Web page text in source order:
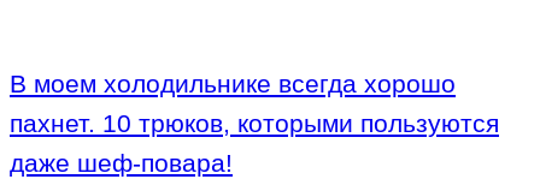
В моем холодильнике всегда хорошо
пахнет. 10 трюков, которыми пользуются
даже шеф-повара!